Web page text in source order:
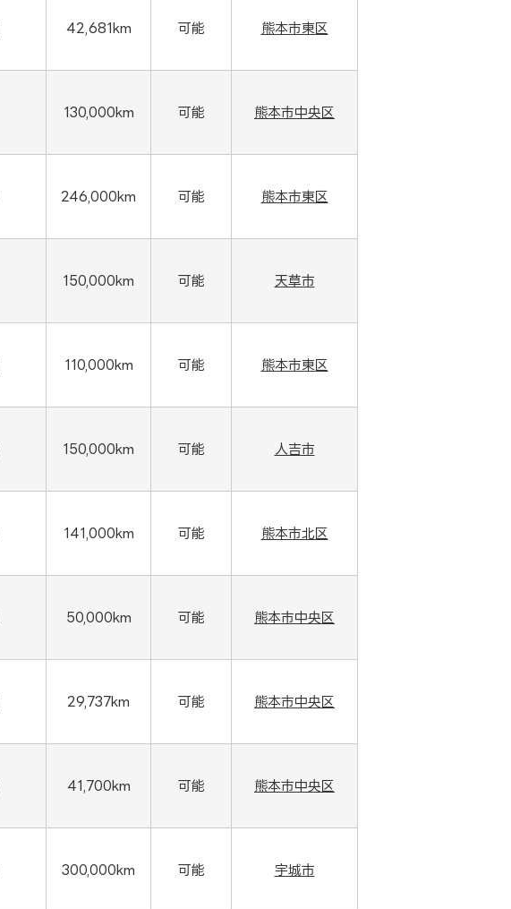
42,681km 可能 熊本市東区
130,000km 可能 熊本市中央区
246,000km 可能 熊本市東区
150,000km 可能 天草市
110,000km 可能 熊本市東区
150,000km 可能 人吉市
141,000km 可能 熊本市北区
50,000km 可能 熊本市中央区
29,737km 可能 熊本市中央区
41,700km 可能 熊本市中央区
300,000km 可能 宇城市